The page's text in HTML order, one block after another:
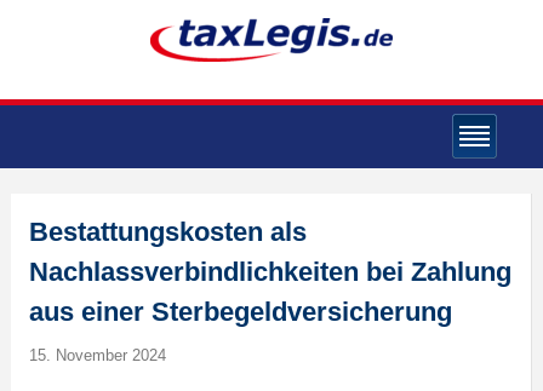
Bestattungskosten als
Nachlassverbindlichkeiten bei Zahlung
aus einer Sterbegeldversicherung
15. November 2024